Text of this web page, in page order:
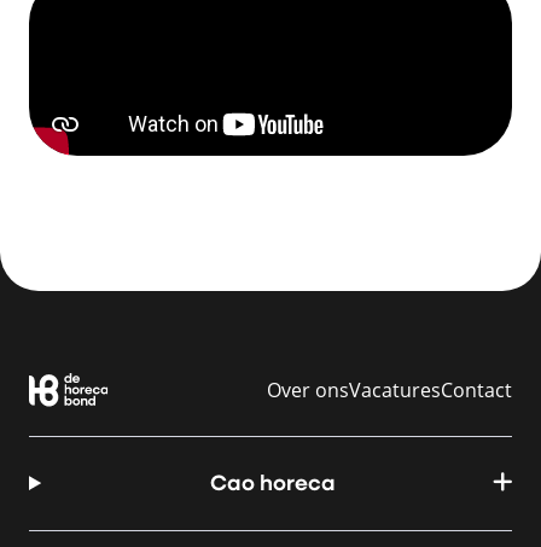
Over onsVacaturesContact
Cao horeca